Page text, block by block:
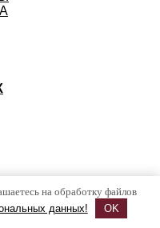
на обработку файлов
данных! OK